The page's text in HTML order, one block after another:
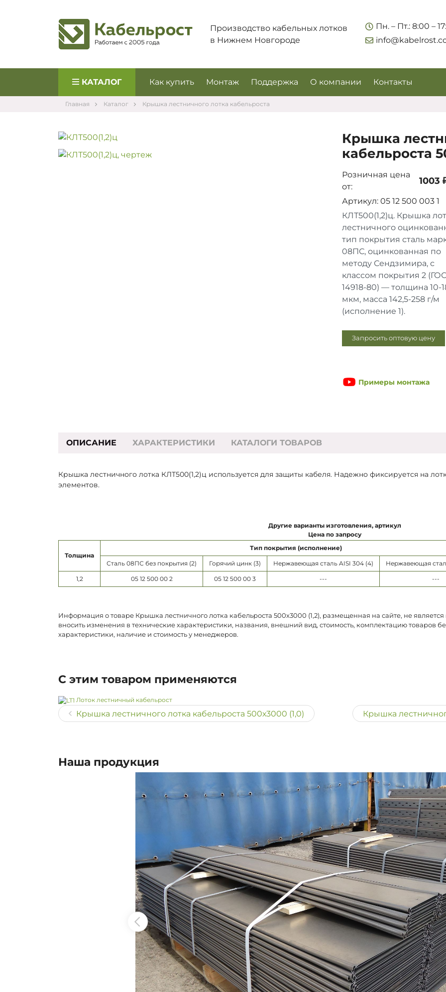
Производство кабельных лотков
в Нижнем Новгороде
Пн. – Пт.: 8:00 –
КАТАЛОГ Как купить Монтаж Поддержка О компании Контакты
Главная Каталог Крышка лестничного лотка кабельроста
Крышка
кабельроста
Розничная цена
от:
1003
Артикул: 05 12 500 003 1
КЛТ500(1,2)ц. Крышка
лестничного
тип покрытия сталь
08ПС, оцинкованная по
методу Сендзимира, с
классом покрытия 2
14918-80) — толщина 10-
мкм, масса 142,5-258 г/м
(исполнение 1).
Запросить оптовую цену
Примеры монтажа
ОПИСАНИЕ ХАРАКТЕРИСТИКИ КАТАЛОГИ ТОВАРОВ
Крышка лестничного лотка КЛТ500(1,2)ц используется для защиты кабеля. Надежно фиксируется на
элементов.
Другие варианты изготовления, артикул
Цена по запросу
Толщина
Тип покрытия (исполнение)
Сталь 08ПС без покрытия (2)
Горячий цинк (3) Нержавеющая сталь AISI 304 (4) Нержавеющая
1,2 05 12 500 00 2 05 12 500 00 3 --- ---
Информация о товаре Крышка лестничного лотка кабельроста 500х3000 (1,2), размещенная на сайте, не
вносить изменения в технические характеристики, названия, внешний вид, стоимость, комплектацию товаров
характеристики, наличие и стоимость у менеджеров.
С этим товаром применяются
Лоток лестничный кабельрост
Крышка лестничного лотка кабельроста 500х3000 (1,0) Крышка
Наша продукция
Укажите контакты для связи и требования к заказу –
предложим лучшие варианты по цене, согласуем
сроки и подберём доставку.
Запросить цены